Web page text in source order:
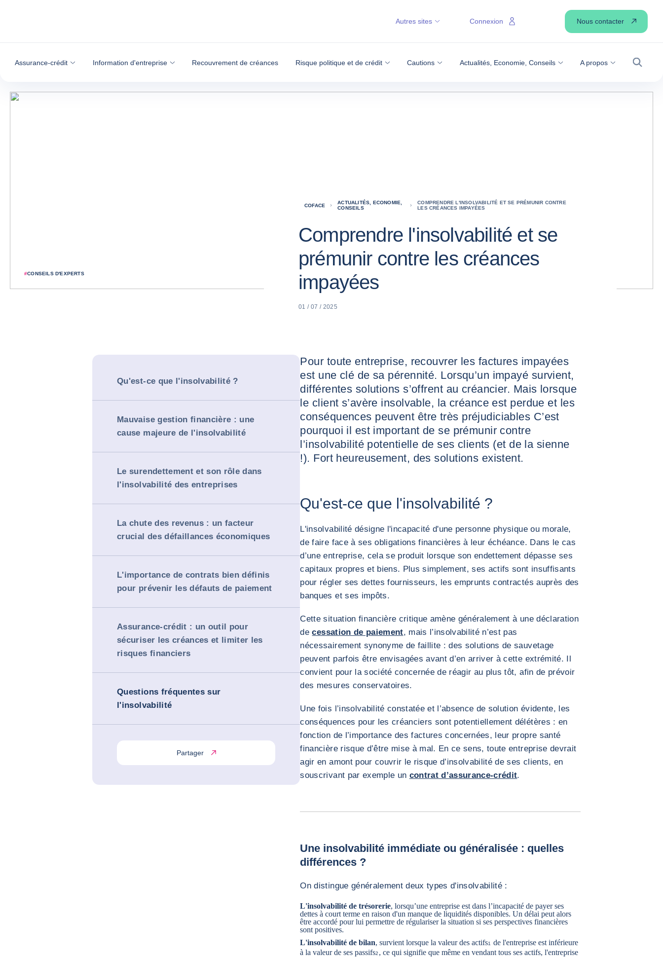
Assurance-crédit Information d'entreprise Recouvrement de créances Risque politique et de crédit Cautions Actualités, Economie, Conseils A propos
Autres sites Connexion Nous contacter
#CONSEILS D'EXPERTS
COFACE
ACTUALITÉS, ECONOMIE,
CONSEILS
COMPRENDRE L'INSOLVABILITÉ ET SE PRÉMUNIR CONTRE
LES CRÉANCES IMPAYÉES
Comprendre l'insolvabilité et se
prémunir contre les créances
impayées
01 / 07 / 2025
Qu'est-ce que l'insolvabilité ?
Mauvaise gestion financière : une
cause majeure de l'insolvabilité
Le surendettement et son rôle dans
l'insolvabilité des entreprises
La chute des revenus : un facteur
crucial des défaillances économiques
L'importance de contrats bien définis
pour prévenir les défauts de paiement
Assurance-crédit : un outil pour
sécuriser les créances et limiter les
risques financiers
Questions fréquentes sur
l'insolvabilité
Partager
Pour toute entreprise, recouvrer les factures impayées
est une clé de sa pérennité. Lorsqu’un impayé survient,
différentes solutions s’offrent au créancier. Mais lorsque
le client s’avère insolvable, la créance est perdue et les
conséquences peuvent être très préjudiciables C’est
pourquoi il est important de se prémunir contre
l’insolvabilité potentielle de ses clients (et de la sienne
!). Fort heureusement, des solutions existent.
Qu'est-ce que l'insolvabilité ?
L'insolvabilité désigne l'incapacité d'une personne physique ou morale,
de faire face à ses obligations financières à leur échéance. Dans le cas
d’une entreprise, cela se produit lorsque son endettement dépasse ses
capitaux propres et biens. Plus simplement, ses actifs sont insuffisants
pour régler ses dettes fournisseurs, les emprunts contractés auprès des
banques et ses impôts.
Cette situation financière critique amène généralement à une déclaration
decessation de paiement, mais l’insolvabilité n’est pas
nécessairement synonyme de faillite : des solutions de sauvetage
peuvent parfois être envisagées avant d’en arriver à cette extrémité. Il
convient pour la société concernée de réagir au plus tôt, afin de prévoir
des mesures conservatoires.
Une fois l’insolvabilité constatée et l’absence de solution évidente, les
conséquences pour les créanciers sont potentiellement délétères : en
fonction de l’importance des factures concernées, leur propre santé
financière risque d’être mise à mal. En ce sens, toute entreprise devrait
agir en amont pour couvrir le risque d’insolvabilité de ses clients, en
souscrivant par exemple un contrat d’assurance-crédit.
Une insolvabilité immédiate ou généralisée : quelles
différences ?
On distingue généralement deux types d'insolvabilité :
L'insolvabilité de trésorerie, lorsqu’une entreprise est dans l’incapacité de payer ses
dettes à court terme en raison d'un manque de liquidités disponibles. Un délai peut alors
être accordé pour lui permettre de régulariser la situation si ses perspectives financières
sont positives.
L'insolvabilité de bilan, survient lorsque la valeur des actifs1
de l'entreprise est inférieure
à la valeur de ses passifs2 , ce qui signifie que même en vendant tous ses actifs, l'entreprise